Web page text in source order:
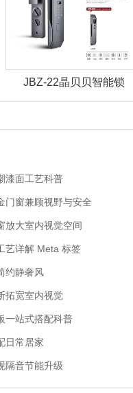
JBZ-22晶贝贝智能锁
漆面工艺科普
门窗兼顾视野与安全
放大室内视觉空间
艺详解 Meta 标签
约静奢风
拓宽室内视觉
一站式搭配科普
日常居家
隔音节能升级